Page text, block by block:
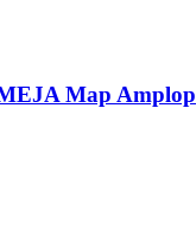
Map Amplop